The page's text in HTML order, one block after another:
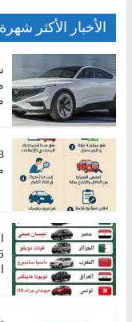
الأخبار الأكثر شهرة